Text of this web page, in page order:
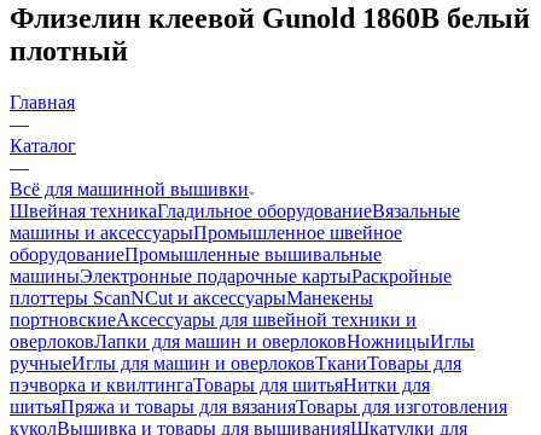
Флизелин клеевой Gunold 1860B белый
плотный
Главная
—
Каталог
—
Всё для машинной вышивки
Швейная техникаГладильное оборудованиеВязальные
машины и аксессуарыПромышленное швейное
оборудованиеПромышленные вышивальные
машиныЭлектронные подарочные картыРаскройные
плоттеры ScanNCut и аксессуарыМанекены
портновскиеАксессуары для швейной техники и
оверлоковЛапки для машин и оверлоковНожницыИглы
ручныеИглы для машин и оверлоковТканиТовары для
пэчворка и квилтингаТовары для шитьяНитки для
шитьяПряжа и товары для вязанияТовары для изготовления
куколВышивка и товары для вышиванияШкатулки для